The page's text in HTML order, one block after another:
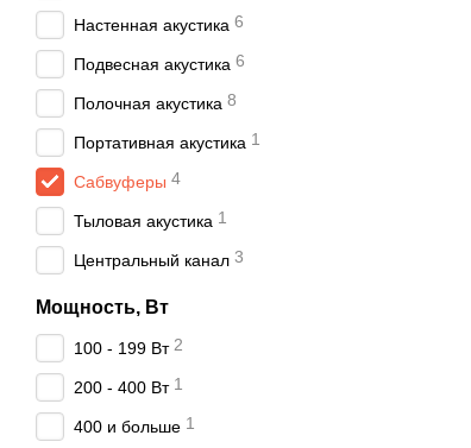
Настенная акустика 6
Подвесная акустика 6
Полочная акустика 8
Портативная акустика 1
Сабвуферы 4
Тыловая акустика 1
Центральный канал 3
Мощность, Вт
100 - 199 Вт 2
200 - 400 Вт 1
400 и больше 1